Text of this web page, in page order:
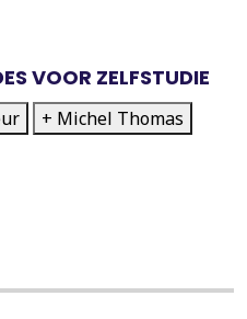
VOOR ZELFSTUDIE
+ Michel Thomas